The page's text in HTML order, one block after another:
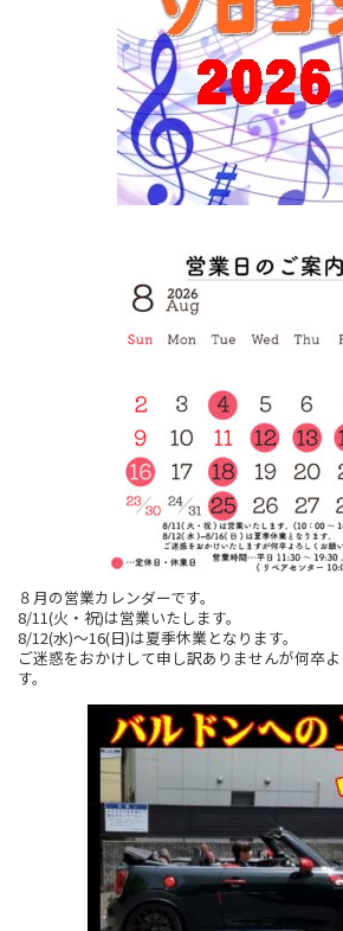
８月の営業カレンダーです。
8/11(火・祝)は営業いたします。
8/12(水)～16(日)は夏季休業となります。
ご迷惑をおかけして申し訳ありませんが何卒
す。